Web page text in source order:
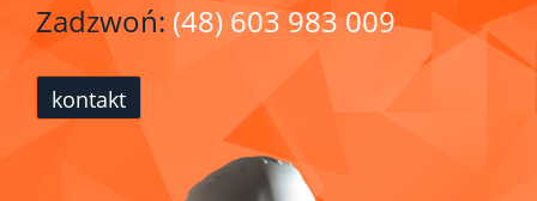
Zadzwoń: (48) 603 983 009
kontakt